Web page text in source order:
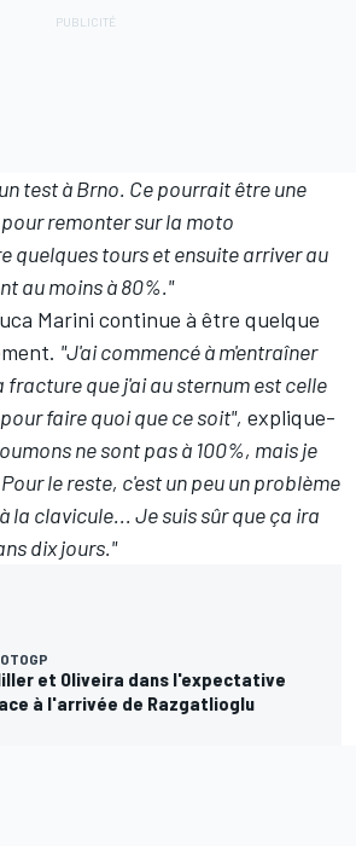
test à Brno. Ce pourrait être une
remonter sur la moto
quelques tours et ensuite arriver au
au moins à 80%."
Marini continue à être quelque
"J'ai commencé à m'entraîner
fracture que j'ai au sternum est celle
faire quoi que ce soit", explique-
ne sont pas à 100%, mais je
le reste, c'est un peu un problème
la clavicule... Je suis sûr que ça ira
dix jours."
et Oliveira dans l'expectative
à l'arrivée de Razgatlioglu